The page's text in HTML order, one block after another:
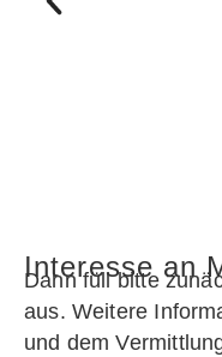
Interesse an
Dann füll bitte
aus. Weitere
und dem